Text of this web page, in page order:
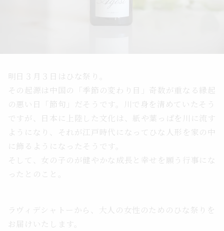
明日３月３日はひな祭り。
その起源は中国の「季節の変わり目」奇数が重なる縁起
の悪い日「節句」だそうです。川で身を清めていたそう
ですが、日本に上陸した文化は、紙や葉っぱを川に流す
ようになり、それが江戸時代になってひな人形を家の中
に飾るようになったそうです。
そして、女の子のが健やかな成長と幸せを願う行事にな
ったとのこと。
ラヴィデシャトーから、大人の女性のためのひな祭りを
お届けいたします。